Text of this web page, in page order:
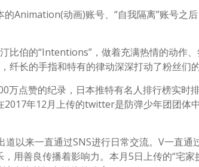
Animation(动画)账号、“自我隔离”账号之
比伯的“Intentions”，做着充满热情的动作
长的手指和特有的律动深深打动了粉丝们的
万点赞的纪录，日本推特有名人排行榜实时
2017年12月上传的twitter是防弹少年团团体
以来一直通过SNS进行日常交流。V一直通
用善良传播着影响力。本月5日上传的“宅家